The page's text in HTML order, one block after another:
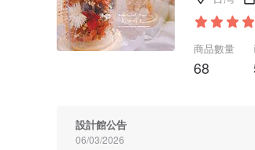
商品數量
68
設計館公告
06/03/2026